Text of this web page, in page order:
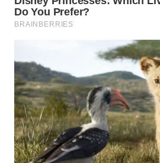
NATUNA
WN
MANDALIKA
WN
LIKUPANG